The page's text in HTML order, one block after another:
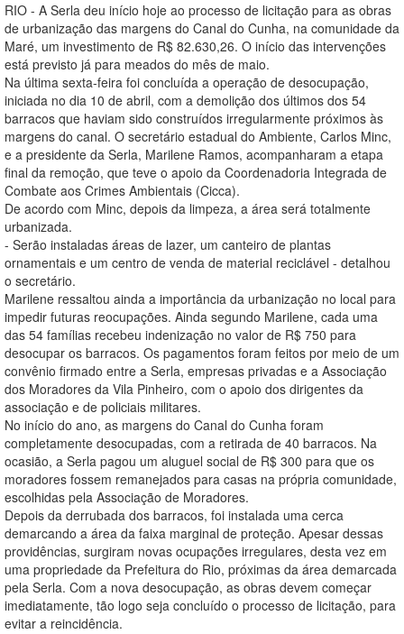
RIO - A Serla deu início hoje ao processo de licitação para as obras
de urbanização das margens do Canal do Cunha, na comunidade da
Maré, um investimento de R$ 82.630,26. O início das intervenções
está previsto já para meados do mês de maio.
Na última sexta-feira foi concluída a operação de desocupação,
iniciada no dia 10 de abril, com a demolição dos últimos dos 54
barracos que haviam sido construídos irregularmente próximos às
margens do canal. O secretário estadual do Ambiente, Carlos Minc,
e a presidente da Serla, Marilene Ramos, acompanharam a etapa
final da remoção, que teve o apoio da Coordenadoria Integrada de
Combate aos Crimes Ambientais (Cicca).
De acordo com Minc, depois da limpeza, a área será totalmente
urbanizada.
- Serão instaladas áreas de lazer, um canteiro de plantas
ornamentais e um centro de venda de material reciclável - detalhou
o secretário.
Marilene ressaltou ainda a importância da urbanização no local para
impedir futuras reocupações. Ainda segundo Marilene, cada uma
das 54 famílias recebeu indenização no valor de R$ 750 para
desocupar os barracos. Os pagamentos foram feitos por meio de um
convênio firmado entre a Serla, empresas privadas e a Associação
dos Moradores da Vila Pinheiro, com o apoio dos dirigentes da
associação e de policiais militares.
No início do ano, as margens do Canal do Cunha foram
completamente desocupadas, com a retirada de 40 barracos. Na
ocasião, a Serla pagou um aluguel social de R$ 300 para que os
moradores fossem remanejados para casas na própria comunidade,
escolhidas pela Associação de Moradores.
Depois da derrubada dos barracos, foi instalada uma cerca
demarcando a área da faixa marginal de proteção. Apesar dessas
providências, surgiram novas ocupações irregulares, desta vez em
uma propriedade da Prefeitura do Rio, próximas da área demarcada
pela Serla. Com a nova desocupação, as obras devem começar
imediatamente, tão logo seja concluído o processo de licitação, para
evitar a reincidência.